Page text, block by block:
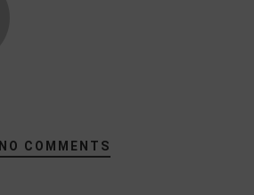
NO COMMENTS